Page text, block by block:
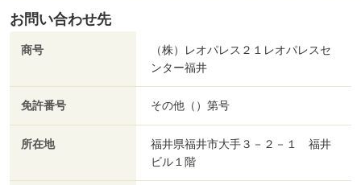
お問い合わせ先
商号
（株）レオパレス２１レオパレスセ
ンター福井
免許番号 その他（）第号
所在地
福井県福井市大手３－２－１ 福井
ビル１階